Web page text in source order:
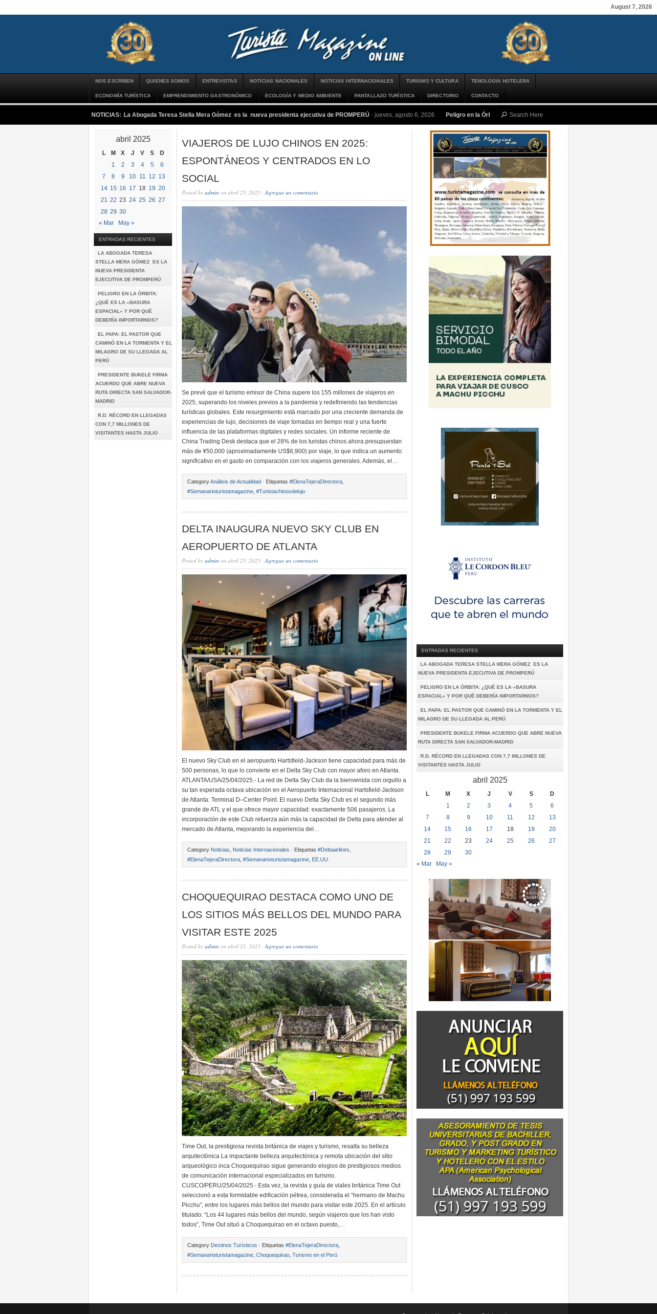
August 7, 2026
NOS ESCRIBEN QUIENES SOMOS ENTREVISTAS NOTICIAS NACIONALES NOTICIAS INTERNACIONALES TURISMO Y CULTURA TENOLOGIA HOTELERA
ECONOMÍA TURÍSTICA EMPRENDIMIENTO GASTRONÓMICO ECOLOGÍA Y MEDIO AMBIENTE PANTALLAZO TURÍSTICA DIRECTORIO CONTACTO
NOTICIAS: La Abogada Teresa Stella Mera Gómez es la nueva presidenta ejecutiva de PROMPERÚ - jueves, agosto 6, 2026 Peligro en la Órbita: ¿Qué es la «Basura Espacial» y por qué debería
abril 2025
L M X J V S
D
1
2 3 4 5
6
7
8 9 10 11 12 13
14 15 16 17 18 19 20
21 22 23 24 25 26 27
28 29 30
« Mar
May »
ENTRADAS RECIENTES
LA ABOGADA TERESA
STELLA MERA GÓMEZ ES LA
NUEVA PRESIDENTA
EJECUTIVA DE PROMPERÚ
PELIGRO EN LA ÓRBITA:
¿QUÉ ES LA «BASURA
ESPACIAL» Y POR QUÉ
DEBERÍA IMPORTARNOS?
EL PAPA: EL PASTOR QUE
CAMINÓ EN LA TORMENTA Y EL
MILAGRO DE SU LLEGADA AL
PERÚ
PRESIDENTE BUKELE FIRMA
ACUERDO QUE ABRE NUEVA
RUTA DIRECTA SAN SALVADOR-
MADRID
R.D. RÉCORD EN LLEGADAS
CON 7,7 MILLONES DE
VISITANTES HASTA JULIO
VIAJEROS DE LUJO CHINOS EN 2025:
ESPONTÁNEOS Y CENTRADOS EN LO
SOCIAL
Posted by admin on abril 25, 2025 ·Agregue un comentario
Se prevé que el turismo emisor de China supere los 155 millones de viajeros en
2025, superando los niveles previos a la pandemia y redefiniendo las tendencias
turísticas globales. Este resurgimiento está marcado por una creciente demanda de
experiencias de lujo, decisiones de viaje tomadas en tiempo real y una fuerte
influencia de las plataformas digitales y redes sociales.​ Un informe reciente de
China Trading Desk destaca que el 28% de los turistas chinos ahora presupuestan
más de ¥50,000 (aproximadamente US$6,900) por viaje, lo que indica un aumento
significativo en el gasto en comparación con los viajeros generales. Además, el…
CategoryAnálisis de Actualidad · Etiquetas #ElenaTejeraDirectora
#Semanarioturistamagazine #Turistachinosdelujo
DELTA INAUGURA NUEVO SKY CLUB EN
AEROPUERTO DE ATLANTA
Posted by admin on abril 25, 2025 ·Agregue un comentario
El nuevo Sky Club en el aeropuerto Hartsfield-Jackson tiene capacidad para más de
500 personas, lo que lo convierte en el Delta Sky Club con mayor aforo en Atlanta.
ATLANTA/USA/25/04/2025.- La red de Delta Sky Club da la bienvenida con orgullo a
su tan esperada octava ubicación en el Aeropuerto Internacional Hartsfield-Jackson
de Atlanta: Terminal D–Center Point. El nuevo Delta Sky Club es el segundo más
grande de ATL y el que ofrece mayor capacidad: exactamente 506 pasajeros. La
incorporación de este Club refuerza aún más la capacidad de Delta para atender al
mercado de Atlanta, mejorando la experiencia del…
Category Noticias Noticias Internacionales · Etiquetas #Deltaairlines
#ElenaTejeraDirectora #Semanarioturistamagazine EE.UU.
CHOQUEQUIRAO DESTACA COMO UNO DE
LOS SITIOS MÁS BELLOS DEL MUNDO PARA
VISITAR ESTE 2025
Posted by admin on abril 25, 2025 ·Agregue un comentario
Time Out, la prestigiosa revista británica de viajes y turismo, resalta su belleza
arquitectónica La impactante belleza arquitectónica y remota ubicación del sitio
arqueológico inca Choquequirao sigue generando elogios de prestigiosos medios
de comunicación internacional especializados en turismo.
CUSCO/PERU/25/04/2025.- Esta vez, la revista y guía de viales británica Time Out
seleccionó a esta formidable edificación pétrea, considerada el “hermano de Machu
Picchu”, entre los lugares más bellos del mundo para visitar este 2025. En el artículo
titulado: “Los 44 lugares más bellos del mundo, según viajeros que los han visto
todos”, Time Out situó a Choquequirao en el octavo puesto,…
Category Destinos Turísticos · Etiquetas #ElenaTejeraDirectora
#Semanarioturistamagazine Choquequirao Turismo en el Perú
ENTRADAS RECIENTES
LA ABOGADA TERESA STELLA MERA GÓMEZ ES LA
NUEVA PRESIDENTA EJECUTIVA DE PROMPERÚ
PELIGRO EN LA ÓRBITA: ¿QUÉ ES LA «BASURA
ESPACIAL» Y POR QUÉ DEBERÍA IMPORTARNOS?
EL PAPA: EL PASTOR QUE CAMINÓ EN LA TORMENTA Y EL
MILAGRO DE SU LLEGADA AL PERÚ
PRESIDENTE BUKELE FIRMA ACUERDO QUE ABRE NUEVA
RUTA DIRECTA SAN SALVADOR-MADRID
R.D. RÉCORD EN LLEGADAS CON 7,7 MILLONES DE
VISITANTES HASTA JULIO
abril 2025
L M X J V S
D
1
2 3 4 5
6
7
8 9 10 11 12
13
14
15 16 17 18 19
20
21
22 23 24 25 26
27
28
29
30
« Mar
May »